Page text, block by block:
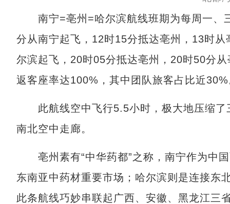
南宁=亳州=哈尔滨航线班期为每周一、
分从南宁起飞，12时15分抵达亳州，13时
尔滨起飞，20时05分抵达亳州，20时50分
返客座率达100%，其中团队旅客占比近
此航线空中飞行5.5小时，极大地压缩了
南北空中走廊。
亳州素有“中华药都”之称，南宁作为中
东南亚中药材重要市场；哈尔滨则是连接东
此条航线巧妙串联起广西、安徽、黑龙江三